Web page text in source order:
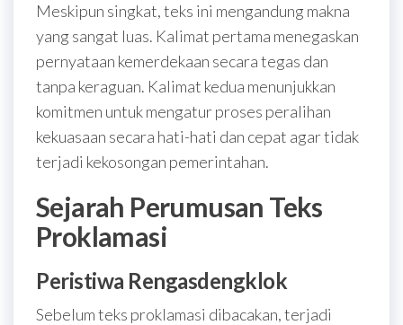
Meskipun singkat, teks ini mengandung makna
yang sangat luas. Kalimat pertama menegaskan
pernyataan kemerdekaan secara tegas dan
tanpa keraguan. Kalimat kedua menunjukkan
komitmen untuk mengatur proses peralihan
kekuasaan secara hati-hati dan cepat agar tidak
terjadi kekosongan pemerintahan.
Sejarah Perumusan Teks
Proklamasi
Peristiwa Rengasdengklok
Sebelum teks proklamasi dibacakan, terjadi